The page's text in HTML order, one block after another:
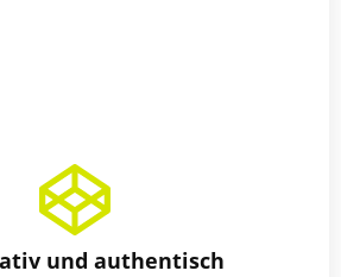
und authentisch